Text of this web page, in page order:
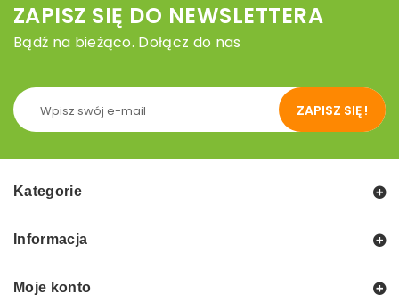
ZAPISZ SIĘ DO NEWSLETTERA
Bądź na bieżąco. Dołącz do nas
ZAPISZ SIĘ !
Kategorie
Informacja
Moje konto